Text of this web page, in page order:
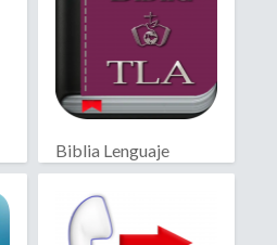
Biblia Lenguaje
Actual